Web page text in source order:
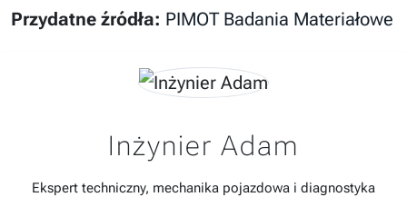
Przydatne źródła: PIMOT Badania Materiałowe
Inżynier Adam
Ekspert techniczny, mechanika pojazdowa i diagnostyka